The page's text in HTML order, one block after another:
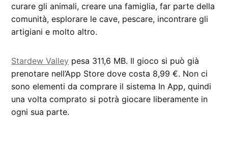
curare gli animali, creare una famiglia, far parte della
comunità, esplorare le cave, pescare, incontrare gli
artigiani e molto altro.
Stardew Valley pesa 311,6 MB. Il gioco si può già
prenotare nell’App Store dove costa 8,99 €. Non ci
sono elementi da comprare il sistema In App, quindi
una volta comprato si potrà giocare liberamente in
ogni sua parte.